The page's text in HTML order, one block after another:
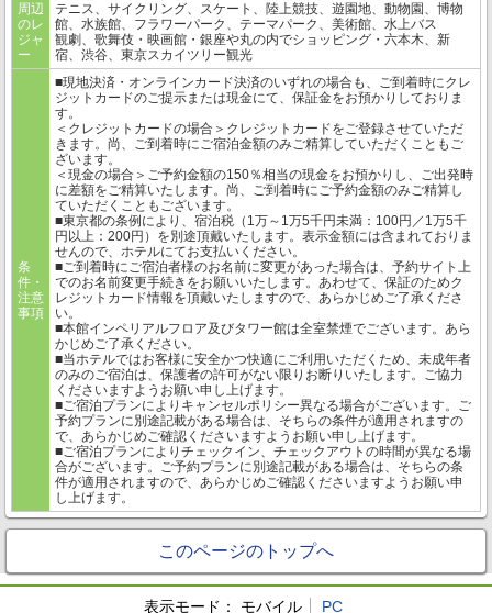
周辺
のレ
ジャ
ー
テニス、サイクリング、スケート、陸上競技、遊園地、動物園、博物
館、水族館、フラワーパーク、テーマパーク、美術館、水上バス
観劇、歌舞伎・映画館・銀座や丸の内でショッピング・六本木、新
宿、渋谷、東京スカイツリー観光
条
件・
注意
事項
■現地決済・オンラインカード決済のいずれの場合も、ご到着時にクレ
ジットカードのご提示または現金にて、保証金をお預かりしておりま
す。
＜クレジットカードの場合＞クレジットカードをご登録させていただ
きます。尚、ご到着時にご宿泊金額のみご精算していただくこともご
ざいます。
＜現金の場合＞ご予約金額の150％相当の現金をお預かりし、ご出発時
に差額をご精算いたします。尚、ご到着時にご予約金額のみご精算し
ていただくこともございます。
■東京都の条例により、宿泊税（1万～1万5千円未満：100円／1万5千
円以上：200円）を別途頂戴いたします。表示金額には含まれておりま
せんので、ホテルにてお支払いください。
■ご到着時にご宿泊者様のお名前に変更があった場合は、予約サイト上
でのお名前変更手続きをお願いいたします。あわせて、保証のためク
レジットカード情報を頂戴いたしますので、あらかじめご了承くださ
い。
■本館インペリアルフロア及びタワー館は全室禁煙でございます。あら
かじめご了承ください。
■当ホテルではお客様に安全かつ快適にご利用いただくため、未成年者
のみのご宿泊は、保護者の許可がない限りお断りいたします。ご協力
くださいますようお願い申し上げます。
■ご宿泊プランによりキャンセルポリシー異なる場合がございます。ご
予約プランに別途記載がある場合は、そちらの条件が適用されますの
で、あらかじめご確認くださいますようお願い申し上げます。
■ご宿泊プランによりチェックイン、チェックアウトの時間が異なる場
合がございます。ご予約プランに別途記載がある場合は、そちらの条
件が適用されますので、あらかじめご確認くださいますようお願い申
し上げます。
このページのトップへ
表示モード： モバイル PC